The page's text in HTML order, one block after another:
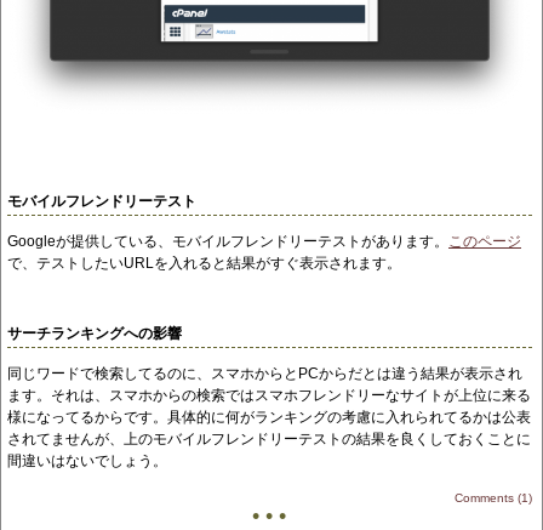
モバイルフレンドリーテスト
Googleが提供している、モバイルフレンドリーテストがあります。 このページ
で、テストしたいURLを入れると結果がすぐ表示されます。
サーチランキングへの影響
同じワードで検索してるのに、スマホからとPCからだとは違う結果が表示され
ます。それは、スマホからの検索ではスマホフレンドリーなサイトが上位に来る
様になってるからです。具体的に何がランキングの考慮に入れられてるかは公表
されてませんが、上のモバイルフレンドリーテストの結果を良くしておくことに
間違いはないでしょう。
Comments (1)
• • •